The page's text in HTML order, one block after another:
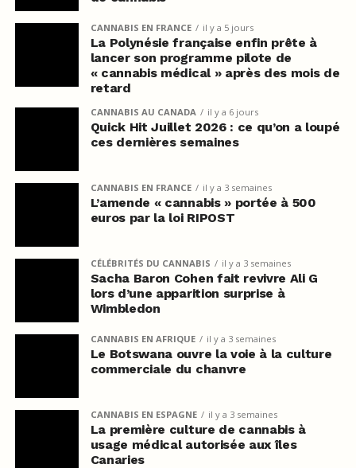
CANNABIS EN FRANCE il y a 5 jours
La Polynésie française enfin prête à
lancer son programme pilote de
« cannabis médical » après des mois de
retard
CANNABIS AU CANADA il y a 6 jours
Quick Hit Juillet 2026 : ce qu’on a loupé
ces dernières semaines
CANNABIS EN FRANCE il y a 3 semaines
L’amende « cannabis » portée à 500
euros par la loi RIPOST
CÉLÉBRITÉS DU CANNABIS il y a 3 semaines
Sacha Baron Cohen fait revivre Ali G
lors d’une apparition surprise à
Wimbledon
CANNABIS EN AFRIQUE il y a 3 semaines
Le Botswana ouvre la voie à la culture
commerciale du chanvre
CANNABIS EN ESPAGNE il y a 3 semaines
La première culture de cannabis à
usage médical autorisée aux îles
Canaries